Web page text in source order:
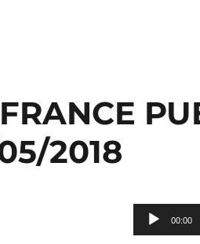
2018
Lecteur
audio
00:00